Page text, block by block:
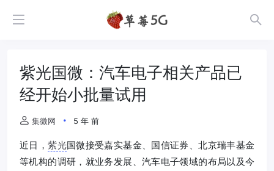
紫光国微：汽车电子相关产品已
经开始小批量试用
集微网 5 年 前
近日，紫光国微接受嘉实基金、国信证券、北京瑞丰基金
等机构的调研，就业务发展、汽车电子领域的布局以及今